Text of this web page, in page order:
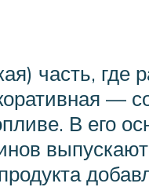
часть,
—
В его